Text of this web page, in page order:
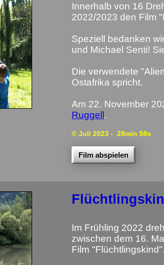
Innerhalb von 16
2022/2023 den Film
Speziell bedanken
und Michael Senti!
Die verwendete
Ostafrika spricht.
Am 22. November
Ruggell.
© Juli 2023 - 28min 58s
Film abspielen
Im Frühling 2022
zwischen dem 16.
Film "Flüchtlingskind".